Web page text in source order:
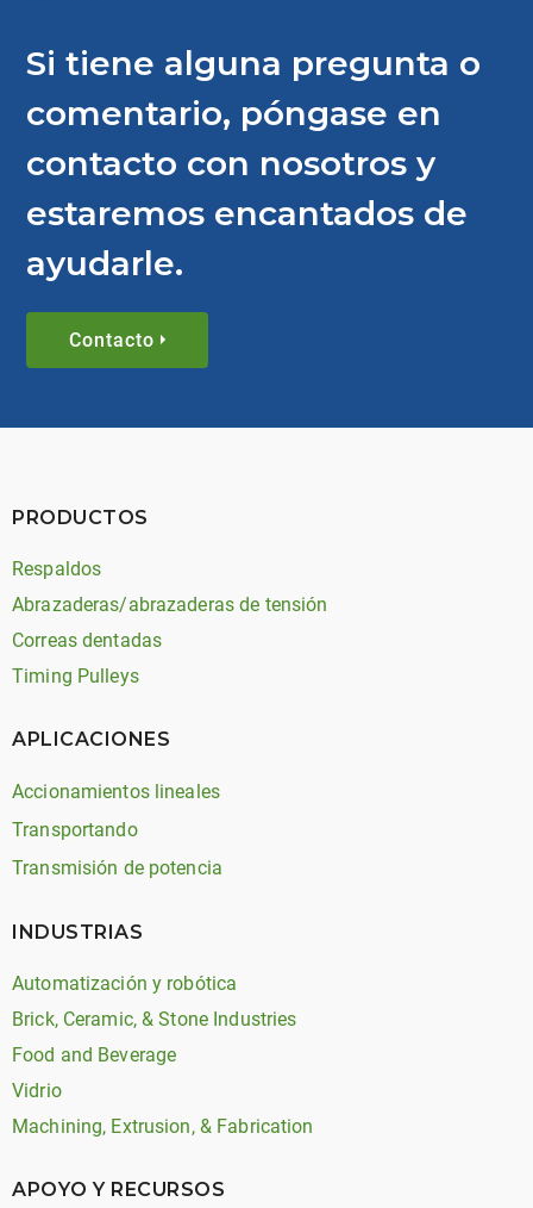
Si tiene alguna pregunta o
comentario, póngase en
contacto con nosotros y
estaremos encantados de
ayudarle.
Contacto
PRODUCTOS
Respaldos
Abrazaderas/abrazaderas de tensión
Correas dentadas
Timing Pulleys
APLICACIONES
Accionamientos lineales
Transportando
Transmisión de potencia
INDUSTRIAS
Automatización y robótica
Brick, Ceramic, & Stone Industries
Food and Beverage
Vidrio
Machining, Extrusion, & Fabrication
APOYO Y RECURSOS